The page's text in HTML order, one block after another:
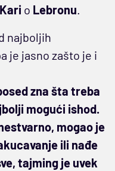
Kari o Lebronu.
najboljih
je jasno zašto je i
zna šta treba
mogući ishod.
mogao je
ili nađe
tajming je uvek